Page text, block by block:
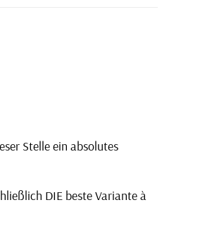
Stelle ein absolutes
DIE beste Variante à